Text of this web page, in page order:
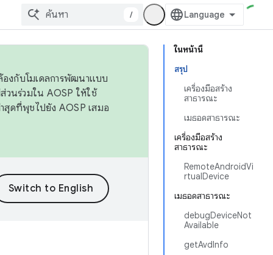
/
ในหน้านี้
สรุป
เครื่องมือสร้าง
สาธารณะ
เมธอดสาธารณะ
เครื่องมือสร้าง
สาธารณะ
RemoteAndroidVi
rtualDevice
เมธอดสาธารณะ
debugDeviceNot
Available
getAvdInfo
องกับโมเดลการพัฒนาแบบ
วนร่วมใน AOSP ให้ใช้
สุดที่พุชไปยัง AOSP เสมอ